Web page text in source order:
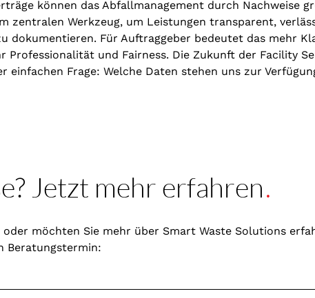
können das Abfallmanagement durch Nachweise
zentralen Werkzeug, um Leistungen transparent,
dokumentieren. Für Auftraggeber bedeutet das mehr
Professionalität und Fairness. Die Zukunft der Facility
einfachen Frage: Welche Daten stehen uns zur
Jetzt mehr erfahren.
oder möchten Sie mehr über Smart Waste Solutions
Beratungstermin: